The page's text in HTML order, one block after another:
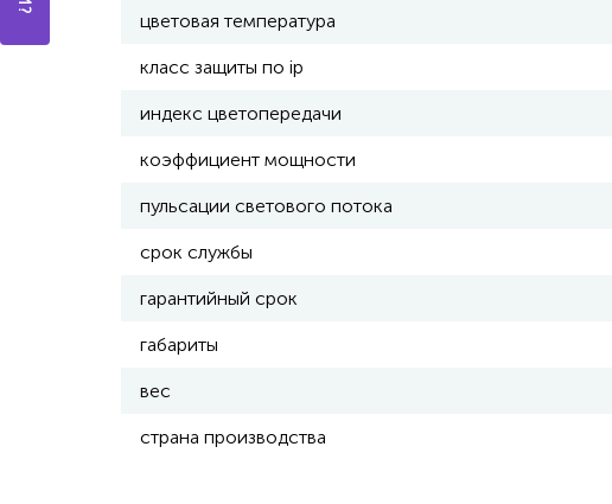
цветовая температура
класс защиты по ip
индекс цветопередачи
коэффициент мощности
пульсации светового потока
срок службы
гарантийный срок
габариты
вес
страна производства